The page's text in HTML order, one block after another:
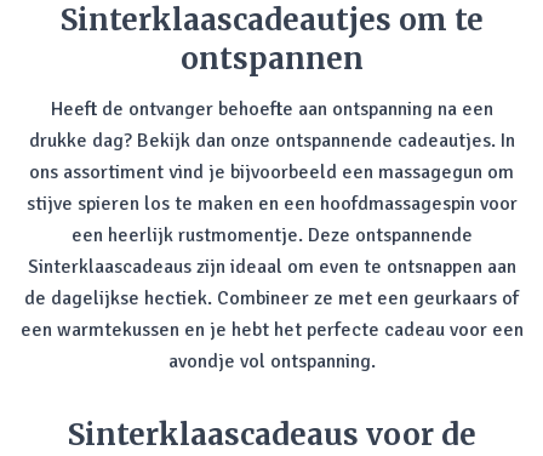
Sinterklaascadeautjes om te
ontspannen
Heeft de ontvanger behoefte aan ontspanning na een
drukke dag? Bekijk dan onze ontspannende cadeautjes. In
ons assortiment vind je bijvoorbeeld een massagegun om
stijve spieren los te maken en een hoofdmassagespin voor
een heerlijk rustmomentje. Deze ontspannende
Sinterklaascadeaus zijn ideaal om even te ontsnappen aan
de dagelijkse hectiek. Combineer ze met een geurkaars of
een warmtekussen en je hebt het perfecte cadeau voor een
avondje vol ontspanning.
Sinterklaascadeaus voor de